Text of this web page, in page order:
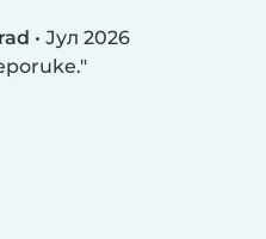
• Јул 2026